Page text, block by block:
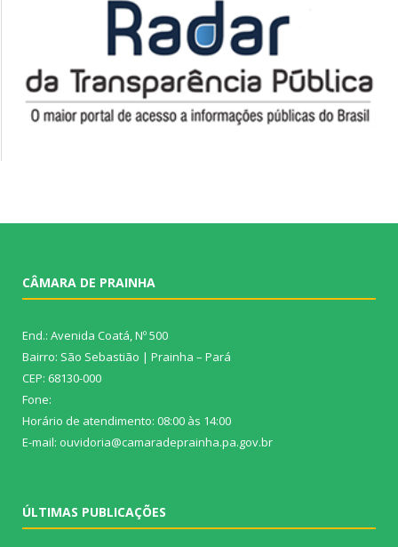
CÂMARA DE PRAINHA
End.: Avenida Coatá, Nº 500
Bairro: São Sebastião | Prainha – Pará
CEP: 68130-000
Fone:
Horário de atendimento: 08:00 às 14:00
E-mail: ouvidoria@camaradeprainha.pa.gov.br
ÚLTIMAS PUBLICAÇÕES